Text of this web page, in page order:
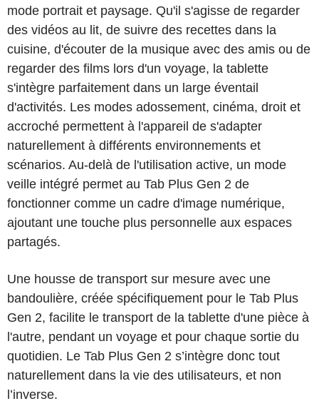
mode portrait et paysage. Qu'il s'agisse de regarder
des vidéos au lit, de suivre des recettes dans la
cuisine, d'écouter de la musique avec des amis ou de
regarder des films lors d'un voyage, la tablette
s'intègre parfaitement dans un large éventail
d'activités. Les modes adossement, cinéma, droit et
accroché permettent à l'appareil de s'adapter
naturellement à différents environnements et
scénarios. Au-delà de l'utilisation active, un mode
veille intégré permet au Tab Plus Gen 2 de
fonctionner comme un cadre d'image numérique,
ajoutant une touche plus personnelle aux espaces
partagés.
Une housse de transport sur mesure avec une
bandoulière, créée spécifiquement pour le Tab Plus
Gen 2, facilite le transport de la tablette d'une pièce à
l'autre, pendant un voyage et pour chaque sortie du
quotidien. Le Tab Plus Gen 2 s’intègre donc tout
naturellement dans la vie des utilisateurs, et non
l’inverse.